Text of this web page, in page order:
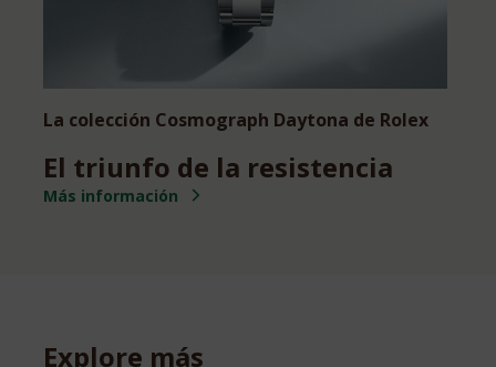
La colección Cosmograph Daytona de Rolex
El triunfo de la resistencia
Más información
Explore más